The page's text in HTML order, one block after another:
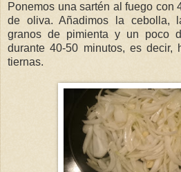
Ponemos una sartén al fuego con
de oliva. Añadimos la cebolla,
granos de pimienta y un poco
durante 40-50 minutos, es decir,
tiernas.